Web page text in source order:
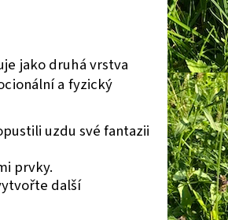
jako druhá vrstva
a fyzický
uzdu své fantazii
prvky.
další